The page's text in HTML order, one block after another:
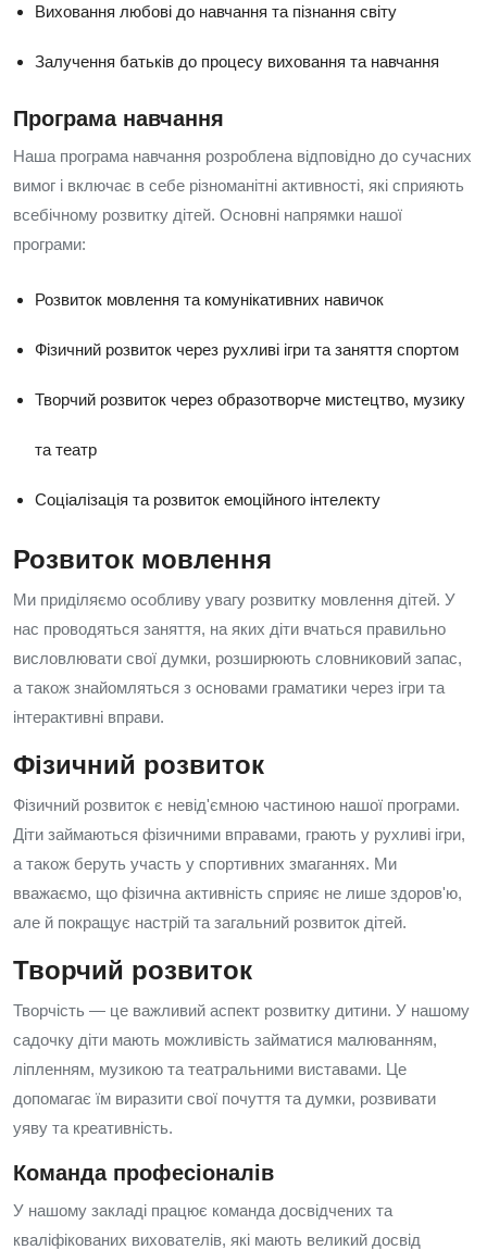
Виховання любові до навчання та пізнання світу
Залучення батьків до процесу виховання та навчання
Програма навчання
Наша програма навчання розроблена відповідно до сучасних
вимог і включає в себе різноманітні активності, які сприяють
всебічному розвитку дітей. Основні напрямки нашої
програми:
Розвиток мовлення та комунікативних навичок
Фізичний розвиток через рухливі ігри та заняття спортом
Творчий розвиток через образотворче мистецтво, музику
та театр
Соціалізація та розвиток емоційного інтелекту
Розвиток мовлення
Ми приділяємо особливу увагу розвитку мовлення дітей. У
нас проводяться заняття, на яких діти вчаться правильно
висловлювати свої думки, розширюють словниковий запас,
а також знайомляться з основами граматики через ігри та
інтерактивні вправи.
Фізичний розвиток
Фізичний розвиток є невід'ємною частиною нашої програми.
Діти займаються фізичними вправами, грають у рухливі ігри,
а також беруть участь у спортивних змаганнях. Ми
вважаємо, що фізична активність сприяє не лише здоров'ю,
але й покращує настрій та загальний розвиток дітей.
Творчий розвиток
Творчість — це важливий аспект розвитку дитини. У нашому
садочку діти мають можливість займатися малюванням,
ліпленням, музикою та театральними виставами. Це
допомагає їм виразити свої почуття та думки, розвивати
уяву та креативність.
Команда професіоналів
У нашому закладі працює команда досвідчених та
кваліфікованих вихователів, які мають великий досвід